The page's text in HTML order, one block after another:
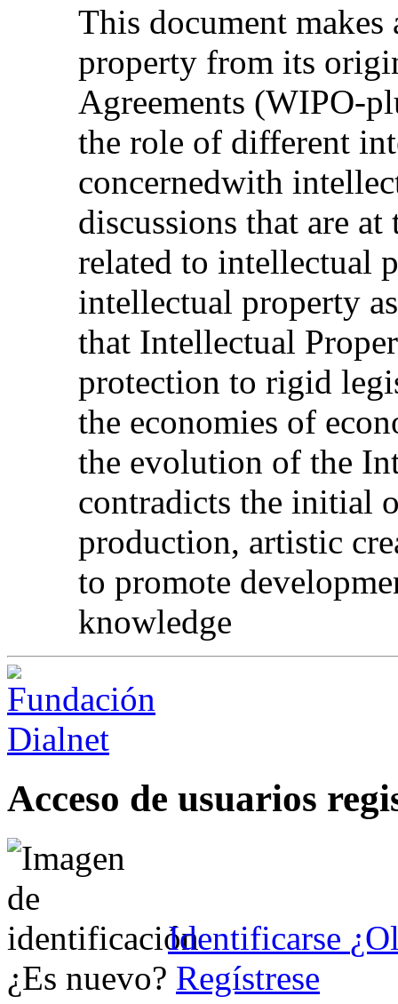
This document
property from its
Agreements (WIPO-
the role of different
concernedwith
discussions that are
related to intellectual
intellectual property
that Intellectual
protection to rigid
the economies of
the evolution of the
contradicts the initial
production, artistic
to promote
knowledge
Acceso de usuarios
Identificarse
¿Es nuevo? Regístrese